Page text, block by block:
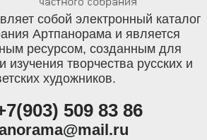
собой электронный каталог
Артпанорама и является
ресурсом, созданным для
изучения творчества русских и
художников.
509 83 86